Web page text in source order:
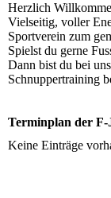
Herzlich
Vielseitig, voller
Sportverein zum
Spielst du gerne
Dann bist du bei
Schnuppertraining
Terminplan der F-
Keine Einträge